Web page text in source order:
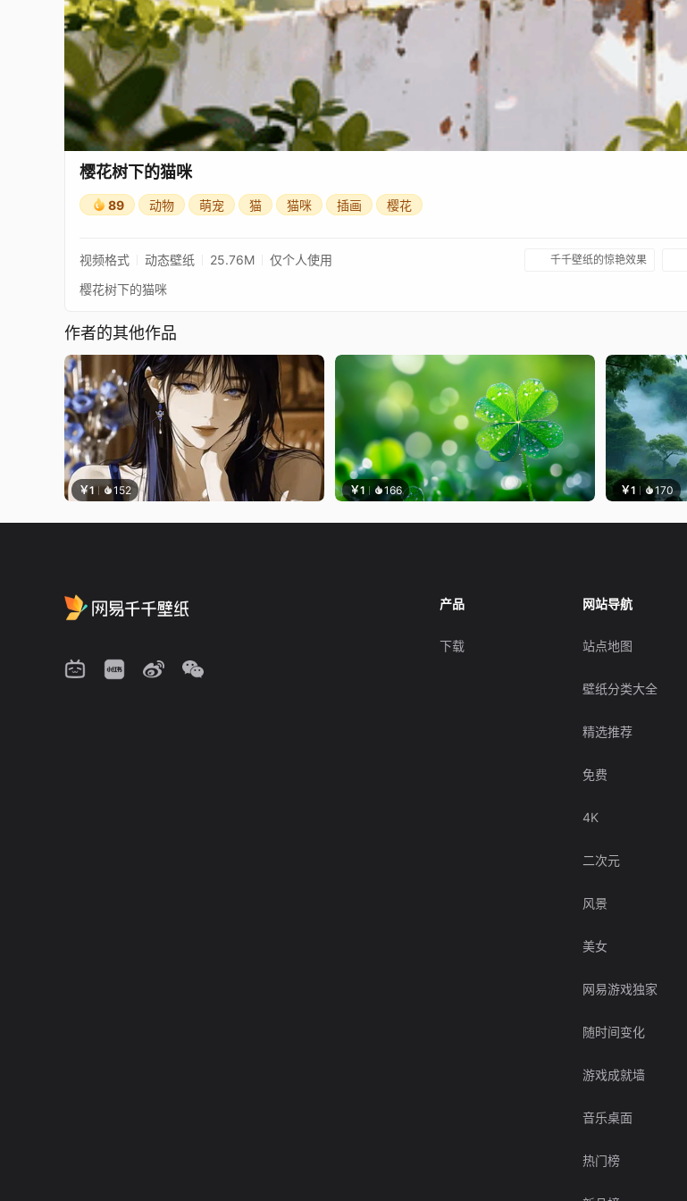
樱花树下的猫咪
89 动物 萌宠 猫 猫咪 插画 樱花
视频格式 动态壁纸 25.76M 仅个人使用 千千壁纸的惊艳效果
樱花树下的猫咪
作者的其他作品
￥1 152 ￥1 166 ￥1 170
产品
下载
网站导航
站点地图
壁纸分类大全
精选推荐
免费
4K
二次元
风景
美女
网易游戏独家
随时间变化
游戏成就墙
音乐桌面
热门榜